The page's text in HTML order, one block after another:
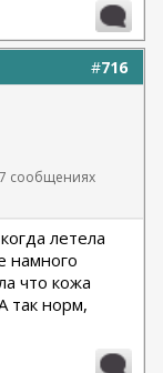
#716
сообщениях
летела
намного
что кожа
так норм,